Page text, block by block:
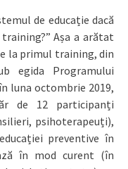
de educație dacă
Așa a arătat
la primul training, din
egida Programului
luna octombrie 2019,
de 12 participanți
psihoterapeuți),
preventive în
în mod curent (în